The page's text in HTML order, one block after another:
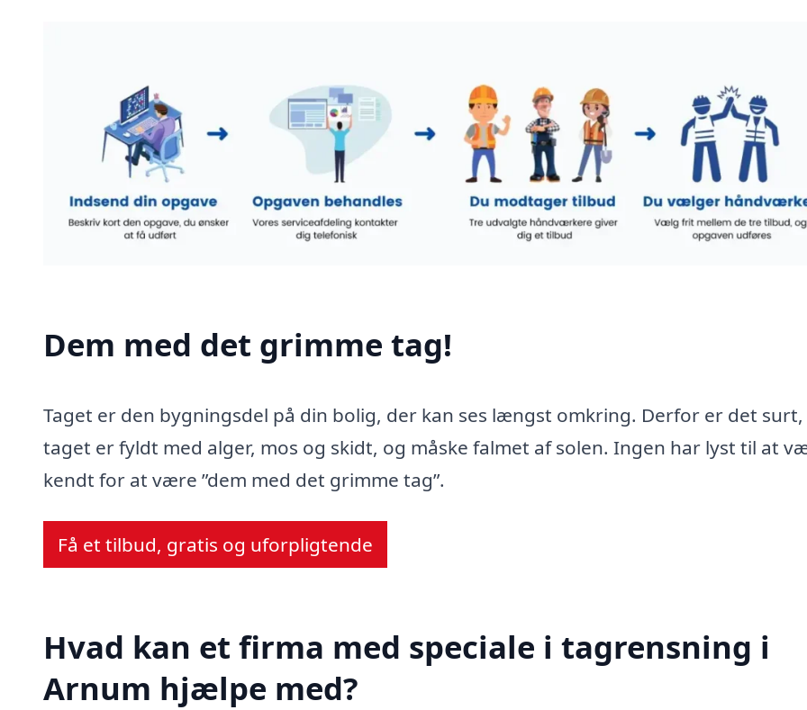
Dem med det grimme tag!
Taget er den bygningsdel på din bolig, der kan ses længst omkring. Derfor er det
taget er fyldt med alger, mos og skidt, og måske falmet af solen. Ingen har lyst til at
kendt for at være ”dem med det grimme tag”.
Få et tilbud, gratis og uforpligtende
Hvad kan et firma med speciale i tagrensning i
Arnum hjælpe med?